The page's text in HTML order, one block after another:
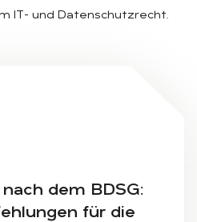
IT- und Datenschutzrecht.
dem BDSG:
für die